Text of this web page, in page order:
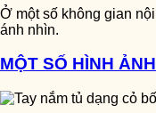
Ở một số không gian
ánh nhìn.
MỘT SỐ HÌNH